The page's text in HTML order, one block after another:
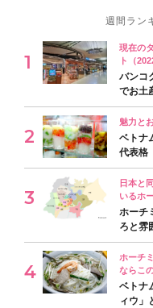
週間ラン
現在の
ト（
バンコ
でお土
魅力と
ベトナ
代表格
日本と
いるホ
ホーチ
ろと雰
ホーチ
ならこ
ベトナ
ィウ」